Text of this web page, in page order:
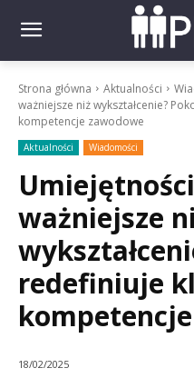
Strona główna Aktualności
ważniejsze niż wykształcenie?
kompetencje zawodowe
Aktualności Wiadomości
ważniejsze
redefiniuje
18/02/2025